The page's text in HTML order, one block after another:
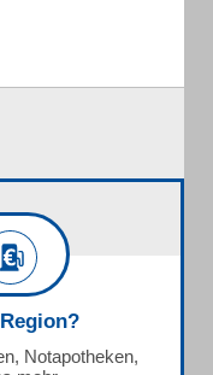
Notapotheken,